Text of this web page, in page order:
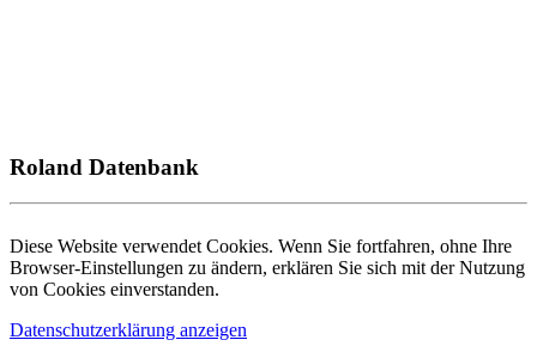
Roland Datenbank
Diese Website verwendet Cookies. Wenn Sie fortfahren, ohne Ihre
Browser-Einstellungen zu ändern, erklären Sie sich mit der Nutzung
von Cookies einverstanden.
Datenschutzerklärung anzeigen